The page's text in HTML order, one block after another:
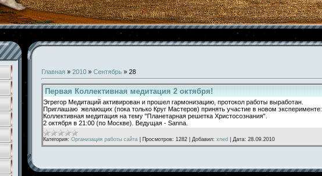
Главная » 2010 » Сентябрь » 28
Первая Коллективная медитация 2 октября!
Эгрегор Медитаций активирован и прошел гармонизацию, протокол работы выработан.
Приглашаю желающих (пока только Круг Мастеров) принять участие в новом эксперименте:
Коллективная медитация на тему "Планетарная решетка Христосознания".
2 октября в 21:00 (по Москве). Ведущая - Sanna.
Категория: Организация работы сайта Просмотров: 1282 Добавил: xned Дата: 28.09.2010